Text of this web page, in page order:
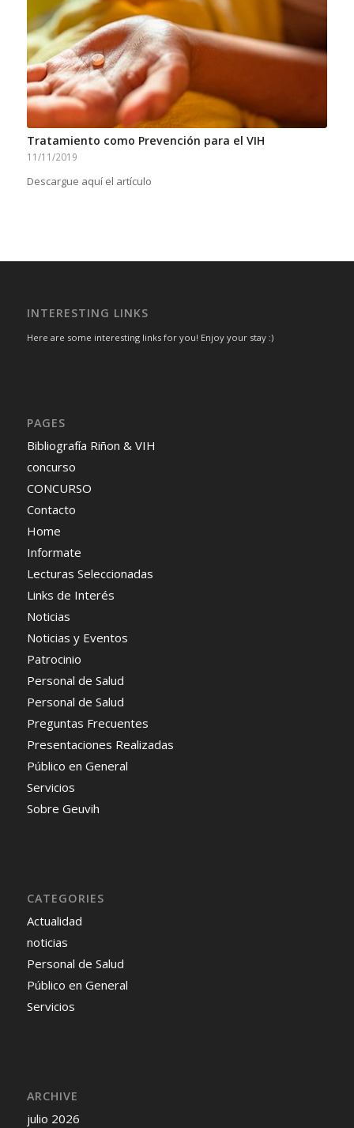
Tratamiento como Prevención para el VIH
11/11/2019
Descargue aquí el artículo
INTERESTING LINKS
Here are some interesting links for you! Enjoy your stay :)
PAGES
Bibliografía Riñon & VIH
concurso
CONCURSO
Contacto
Home
Informate
Lecturas Seleccionadas
Links de Interés
Noticias
Noticias y Eventos
Patrocinio
Personal de Salud
Personal de Salud
Preguntas Frecuentes
Presentaciones Realizadas
Público en General
Servicios
Sobre Geuvih
CATEGORIES
Actualidad
noticias
Personal de Salud
Público en General
Servicios
ARCHIVE
julio 2026